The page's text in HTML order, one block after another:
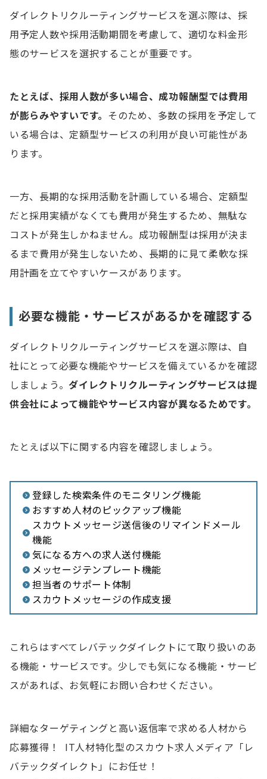
ダイレクトリクルーティングサービスを選ぶ際は、採
用予定人数や採用活動期間を考慮して、適切な料金形
態のサービスを選択することが重要です。
たとえば、採用人数が多い場合、成功報酬型では費用
が膨らみやすいです。
そのため、多数の採用を予定して
いる場合は、定額型サービスの利用が良い可能性があ
ります。
一方、長期的な採用活動を計画している場合、定額型
だと採用実績がなくても費用が発生するため、無駄な
コストが発生しかねません。成功報酬型は採用が決ま
るまで費用が発生しないため、長期的に見て柔軟な採
用計画を立てやすいケースがあります。
必要な機能・サービスがあるかを確認する
ダイレクトリクルーティングサービスを選ぶ際は、自
社にとって必要な機能やサービスを備えているかを確認
しましょう。ダイレクトリクルーティングサービスは提
供会社によって機能やサービス内容が異なるためです。
たとえば以下に関する内容を確認しましょう。
登録した検索条件のモニタリング機能
おすすめ人材のピックアップ機能
スカウトメッセージ送信後のリマインドメール
機能
気になる方への求人送付機能
メッセージテンプレート機能
担当者のサポート体制
スカウトメッセージの作成支援
これらはすべてレバテックダイレクトにて取り扱いのあ
る機能・サービスです。少しでも気になる機能・サービ
スがあれば、お気軽にお問い合わせください。
詳細なターゲティングと高い返信率で求める人材から
応募獲得！ IT人材特化型のスカウト求人メディア「レ
バテックダイレクト」にお任せ！